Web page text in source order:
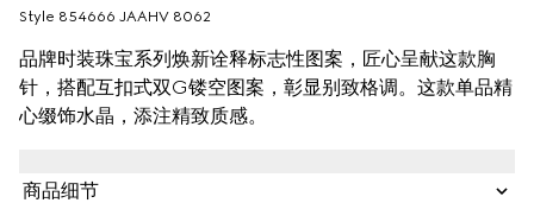
Style ‎854666 JAAHV 8062
品牌时装珠宝系列焕新诠释标志性图案，匠心呈献这款胸
针，搭配互扣式双G镂空图案，彰显别致格调。这款单品精
心缀饰水晶，添注精致质感。
商品细节